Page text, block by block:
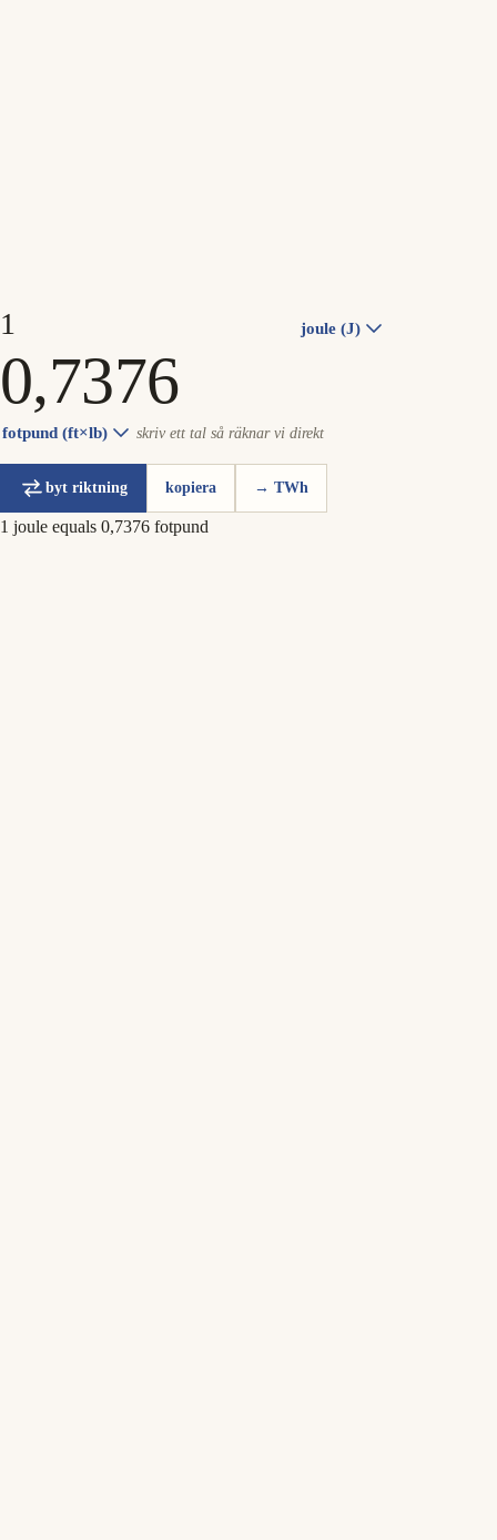
joule (J)
fotpund (ft×lb) skriv ett tal så räknar vi direkt
byt riktning kopiera → TWh
1 joule equals 0,7376 fotpund